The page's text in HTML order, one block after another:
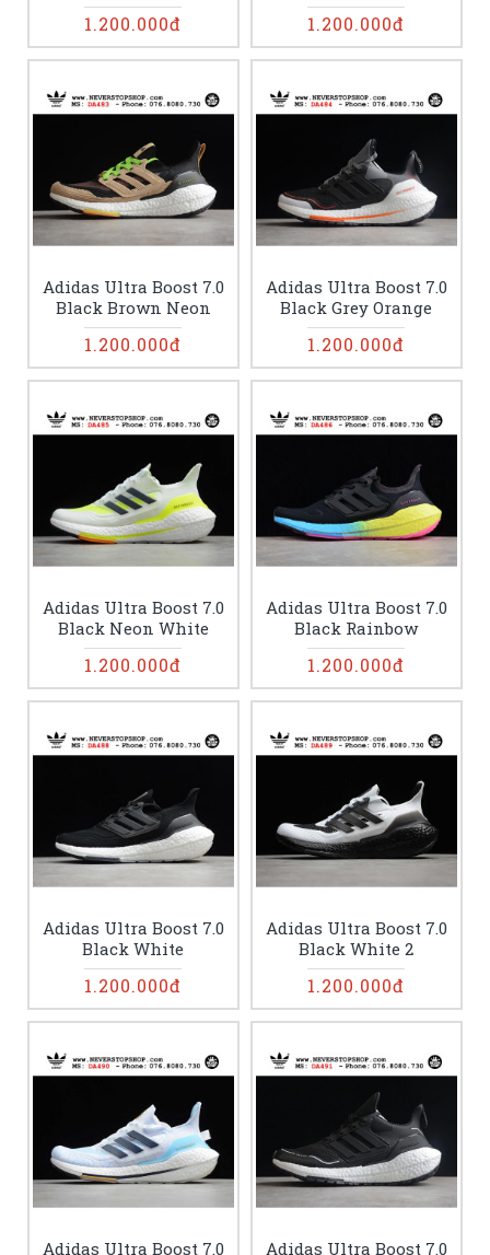
1.200.000đ 1.200.000đ
Adidas Ultra Boost 7.0
Black Brown Neon
1.200.000đ
Adidas Ultra Boost 7.0
Black Grey Orange
1.200.000đ
Adidas Ultra Boost 7.0
Black Neon White
1.200.000đ
Adidas Ultra Boost 7.0
Black Rainbow
1.200.000đ
Adidas Ultra Boost 7.0
Black White
1.200.000đ
Adidas Ultra Boost 7.0
Black White 2
1.200.000đ
Adidas Ultra Boost 7.0 Adidas Ultra Boost 7.0